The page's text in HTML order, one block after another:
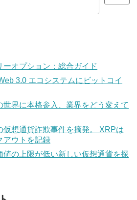
ーオプション：総合ガイド
3.0 エコシステムにビットコイ
世界に本格参入、業界をどう変えて
仮想通貨詐欺事件を摘発。 XRPは
アウトを記録
値の上限が低い新しい仮想通貨を探